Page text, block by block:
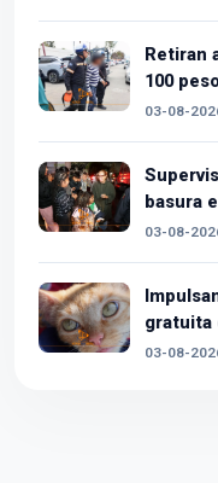
Retiran
100
03-08-
basura
03-08-
gratuita
03-08-